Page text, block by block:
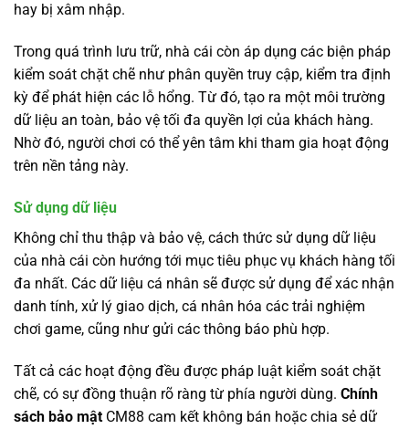
hay bị xâm nhập.
Trong quá trình lưu trữ, nhà cái còn áp dụng các biện pháp
kiểm soát chặt chẽ như phân quyền truy cập, kiểm tra định
kỳ để phát hiện các lỗ hổng. Từ đó, tạo ra một môi trường
dữ liệu an toàn, bảo vệ tối đa quyền lợi của khách hàng.
Nhờ đó, người chơi có thể yên tâm khi tham gia hoạt động
trên nền tảng này.
Sử dụng dữ liệu
Không chỉ thu thập và bảo vệ, cách thức sử dụng dữ liệu
của nhà cái còn hướng tới mục tiêu phục vụ khách hàng tối
đa nhất. Các dữ liệu cá nhân sẽ được sử dụng để xác nhận
danh tính, xử lý giao dịch, cá nhân hóa các trải nghiệm
chơi game, cũng như gửi các thông báo phù hợp.
Tất cả các hoạt động đều được pháp luật kiểm soát chặt
chẽ, có sự đồng thuận rõ ràng từ phía người dùng. Chính
sách bảo mật CM88 cam kết không bán hoặc chia sẻ dữ